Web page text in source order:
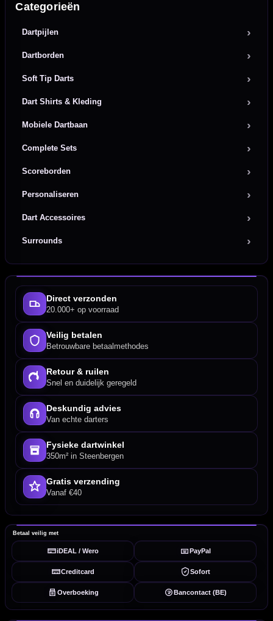
Categorieën
Dartpijlen
Dartborden
Soft Tip Darts
Dart Shirts & Kleding
Mobiele Dartbaan
Complete Sets
Scoreborden
Personaliseren
Dart Accessoires
Surrounds
Direct verzonden
20.000+ op voorraad
Veilig betalen
Betrouwbare betaalmethodes
Retour & ruilen
Snel en duidelijk geregeld
Deskundig advies
Van echte darters
Fysieke dartwinkel
350m² in Steenbergen
Gratis verzending
Vanaf €40
Betaal veilig met
iDEAL / Wero PayPal
Creditcard Sofort
Overboeking Bancontact (BE)